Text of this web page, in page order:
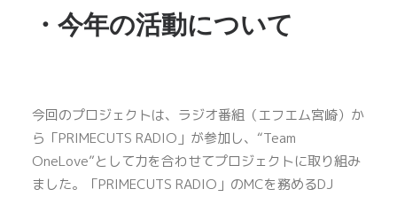
・ 今年の活動について
今回のプロジェクトは、ラジオ番組（エフエム宮崎）か
ら「PRIMECUTS RADIO」が参加し、“Team
OneLove”として力を合わせてプロジェクトに取り組み
ました。「PRIMECUTS RADIO」のMCを務めるDJ